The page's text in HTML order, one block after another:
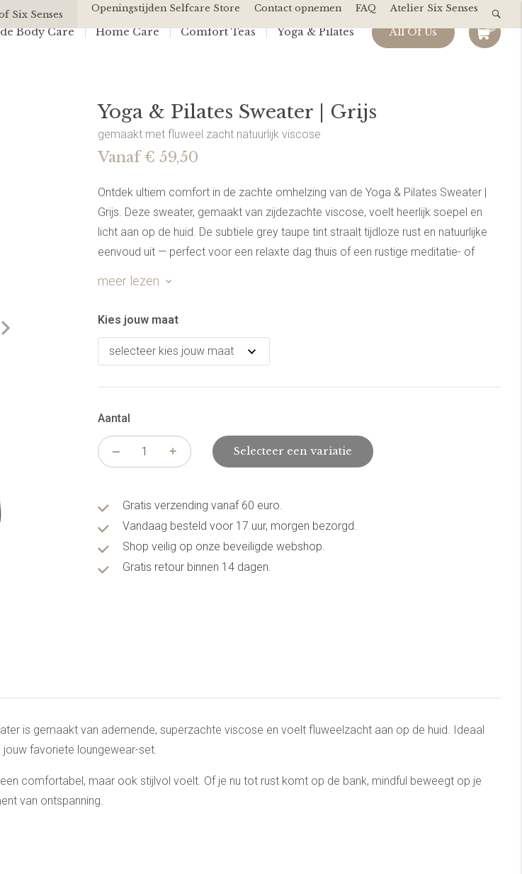
Six Senses
Openingstijden Selfcare Store Contact opnemen FAQ Atelier Six Senses
Body Care Home Care Comfort Teas Yoga & Pilates All Of Us 0
& Pilates Sweater | Grijs
Yoga & Pilates Sweater | Grijs
gemaakt met fluweel zacht natuurlijk viscose
Vanaf € 59,50
Ontdek ultiem comfort in de zachte omhelzing van de Yoga & Pilates Sweater |
Grijs. Deze sweater, gemaakt van zijdezachte viscose, voelt heerlijk soepel en
licht aan op de huid. De subtiele grey taupe tint straalt tijdloze rust en natuurlijke
eenvoud uit — perfect voor een relaxte dag thuis of een rustige meditatie- of
meer lezen
Kies jouw maat
Aantal
Selecteer een variatie
Gratis verzending vanaf 60 euro.
Vandaag besteld voor 17 uur, morgen bezorgd.
Shop veilig op onze beveiligde webshop.
Gratis retour binnen 14 dagen.
is gemaakt van ademende, superzachte viscose en voelt fluweelzacht aan op de huid. Ideaal
favoriete loungewear-set.
comfortabel, maar ook stijlvol voelt. Of je nu tot rust komt op de bank, mindful beweegt op je
van ontspanning.